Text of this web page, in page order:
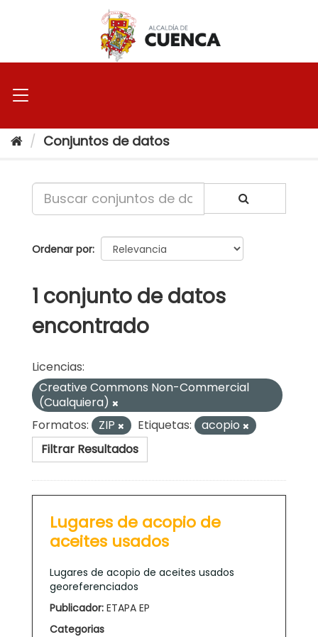
Conjuntos de datos
Ordenar por
1 conjunto de datos
encontrado
Licencias:
Creative Commons Non-Commercial
(Cualquiera)
Formatos:
ZIP Etiquetas:
acopio
Filtrar Resultados
Lugares de acopio de
aceites usados
Lugares de acopio de aceites usados
georeferenciados
Publicador: ETAPA EP
Categorias